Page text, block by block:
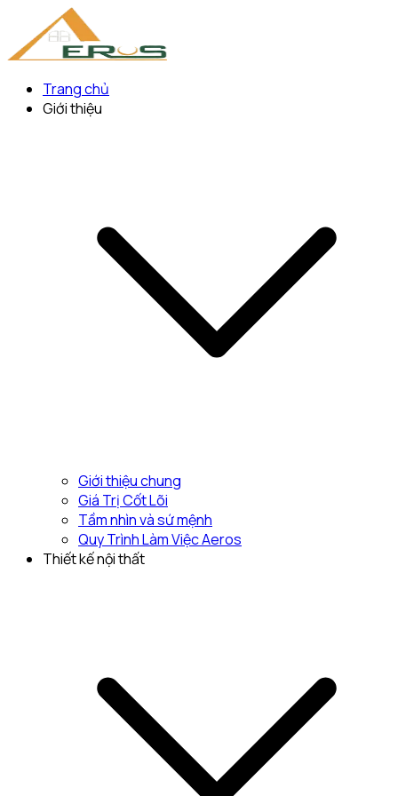
Trang chủ
Giới thiệu
Giới thiệu chung
Giá Trị Cốt Lõi
Tầm nhìn và sứ mệnh
Quy Trình Làm Việc Aeros
Thiết kế nội thất